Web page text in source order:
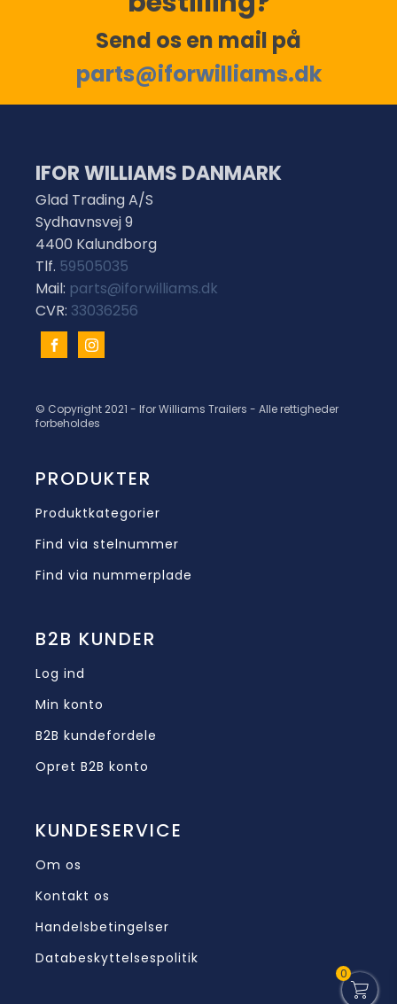
Send os en mail på
parts@iforwilliams.dk
IFOR WILLIAMS DANMARK
Glad Trading A/S
Sydhavnsvej 9
4400 Kalundborg
Tlf. 59505035
Mail: parts@iforwilliams.dk
CVR: 33036256
© Copyright 2021 - Ifor Williams Trailers - Alle rettigheder
forbeholdes
PRODUKTER
Produktkategorier
Find via stelnummer
Find via nummerplade
B2B KUNDER
Log ind
Min konto
B2B kundefordele
Opret B2B konto
KUNDESERVICE
Om os
Kontakt os
Handelsbetingelser
Databeskyttelsespolitik
0